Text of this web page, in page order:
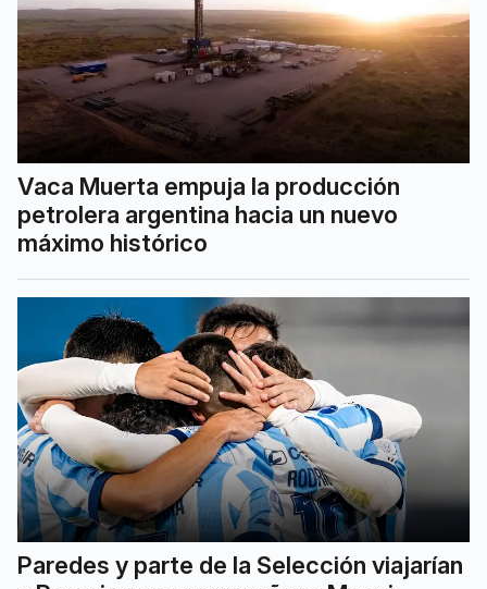
Vaca Muerta empuja la producción
petrolera argentina hacia un nuevo
máximo histórico
Paredes y parte de la Selección viajarían